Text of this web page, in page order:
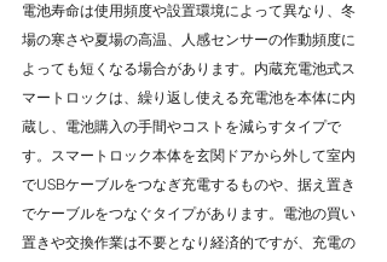
電池寿命は使用頻度や設置環境によって異なり、冬
場の寒さや夏場の高温、人感センサーの作動頻度に
よっても短くなる場合があります。内蔵充電池式ス
マートロックは、繰り返し使える充電池を本体に内
蔵し、電池購入の手間やコストを減らすタイプで
す。スマートロック本体を玄関ドアから外して室内
でUSBケーブルをつなぎ充電するものや、据え置き
でケーブルをつなぐタイプがあります。電池の買い
置きや交換作業は不要となり経済的ですが、充電の